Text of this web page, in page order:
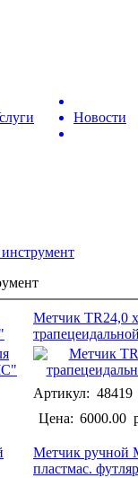
Новости
Метчик TR24,0
Артикул: 48419
Цена: 6000.00
Метчик ручной
пластмас.